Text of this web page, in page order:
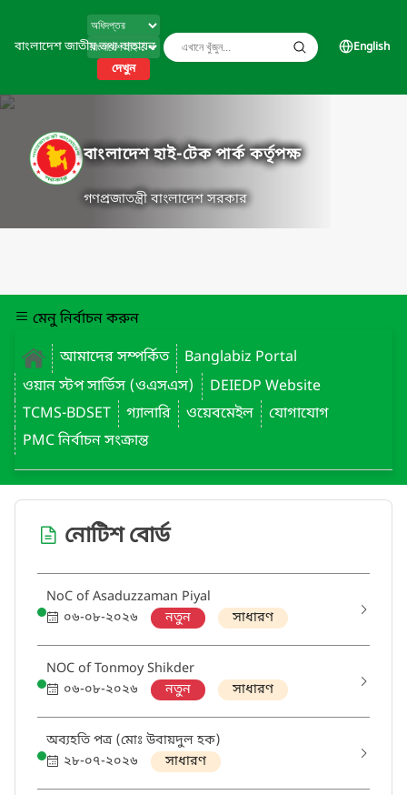
বাংলাদেশ জাতীয় তথ্য বাতায়ন
দেখুন
English
বাংলাদেশ হাই-টেক পার্ক কর্তৃপক্ষ
গণপ্রজাতন্ত্রী বাংলাদেশ সরকার
মেনু নির্বাচন করুন
আমাদের সম্পর্কিত
Banglabiz Portal
ওয়ান স্টপ সার্ভিস (ওএসএস)
DEIEDP Website
TCMS-BDSET
গ্যালারি ওয়েবমেইল
যোগাযোগ
PMC নির্বাচন সংক্রান্ত
নোটিশ বোর্ড
NoC of Asaduzzaman Piyal
০৬-০৮-২০২৬
নতুন সাধারণ
NOC of Tonmoy Shikder
০৬-০৮-২০২৬
নতুন সাধারণ
অব্যহতি পত্র (মোঃ উবায়দুল হক)
২৮-০৭-২০২৬
সাধারণ